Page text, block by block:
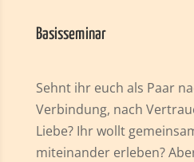
Basisseminar
Sehnt ihr euch als Paar
Verbindung, nach
Liebe? Ihr wollt
miteinander erleben?